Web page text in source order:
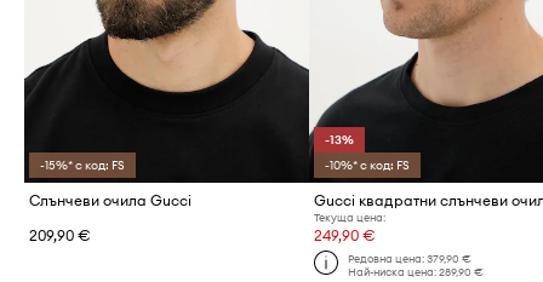
-15%* с код: FS
Слънчеви очила Gucci
209,90 €
-13%
-10%* с код: FS
Текуща цена:
249,90 €
Редовна цена: 379,90 €
Най-ниска цена: 289,90 €